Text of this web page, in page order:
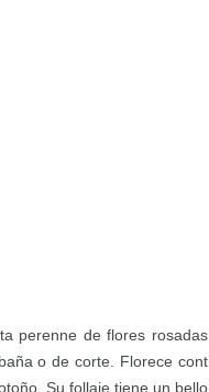
perenne de flores
o de corte. Florece
Su follaje tiene un